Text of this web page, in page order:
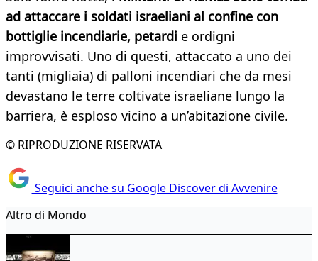
ad attaccare i soldati israeliani al confine con
bottiglie incendiarie, petardi e ordigni
improvvisati. Uno di questi, attaccato a uno dei
tanti (migliaia) di palloni incendiari che da mesi
devastano le terre coltivate israeliane lungo la
barriera, è esploso vicino a un’abitazione civile.
© RIPRODUZIONE RISERVATA
Seguici anche su Google Discover di Avvenire
Altro di Mondo